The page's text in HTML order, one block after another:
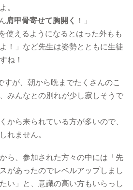
。
肩甲骨寄せて胸開く ！」
使えるようになるとはった外もも
！」など先生は姿勢とともに生徒
ね！
すが、朝から晩までたくさんのこ
みんなとの別れが少し寂しそうで
から来られている方が多いので、
れません。
ら、参加された方々の中には「先
があったのでレベルアップしまし
い」と、意識の高い方もいらっし